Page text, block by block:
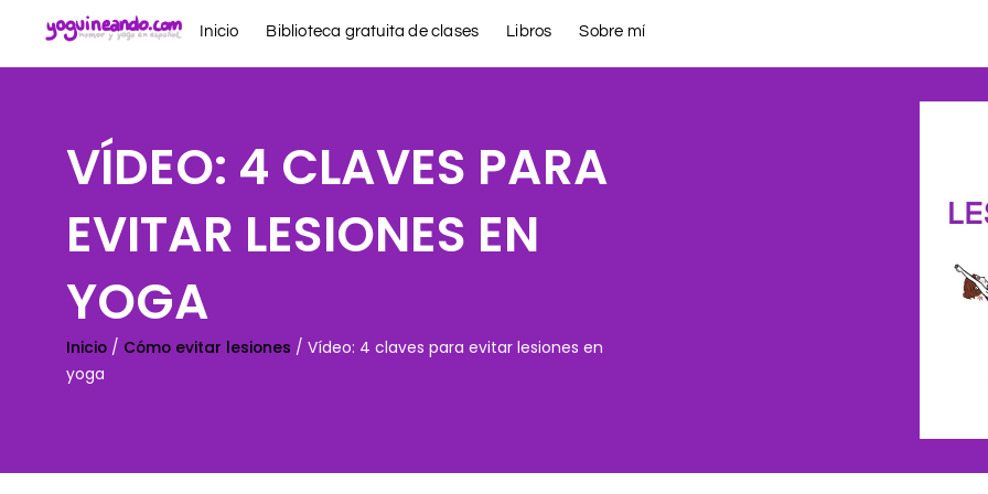
contenido
Inicio Biblioteca gratuita de clases Libros Sobre mí
VÍDEO: 4 CLAVES PARA
EVITAR LESIONES EN
YOGA
Inicio / Cómo evitar lesiones / Vídeo: 4 claves para evitar lesiones en
yoga